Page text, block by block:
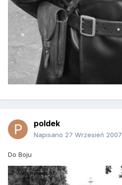
poldek
Napisano 27 Wrzesień 2007
Do Boju